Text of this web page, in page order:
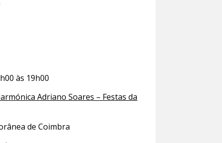
às 19h00
Adriano Soares – Festas da
de Coimbra